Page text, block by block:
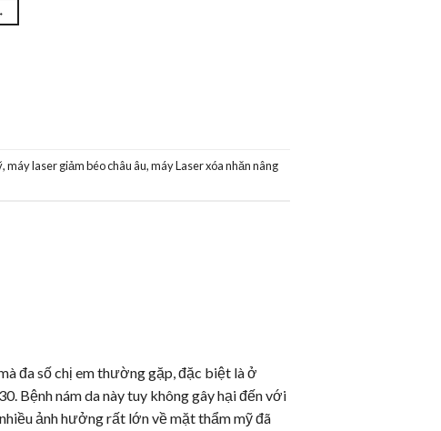
,máy laser giảm béo châu âu,máy Laser xóa nhăn nâng
đa số chị em thường gặp, đặc biệt là ở
Bệnh nám da này tuy không gây hại đến với
ảnh hưởng rất lớn về mặt thẩm mỹ đã